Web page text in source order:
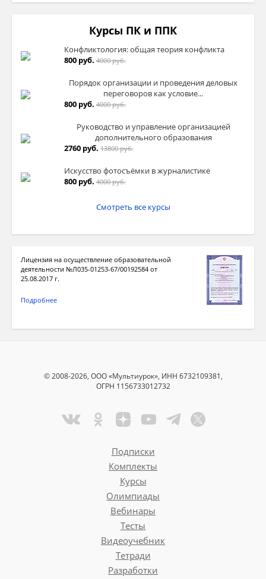
Курсы ПК и ППК
Конфликтология: общая теория конфликта
800 руб. 4000 руб.
Порядок организации и проведения деловых
переговоров как условие...
800 руб. 4000 руб.
Руководство и управление организацией
дополнительного образования
2760 руб. 13800 руб.
Искусство фотосъёмки в журналистике
800 руб. 4000 руб.
Смотреть все курсы
Лицензия на осуществление образовательной
деятельности №Л035-01253-67/00192584 от
25.08.2017 г.
Подробнее
© 2008-2026, ООО «Мультиурок», ИНН 6732109381,
ОГРН 1156733012732
Подписки
Комплекты
Курсы
Олимпиады
Вебинары
Тесты
Видеоучебник
Тетради
Разработки